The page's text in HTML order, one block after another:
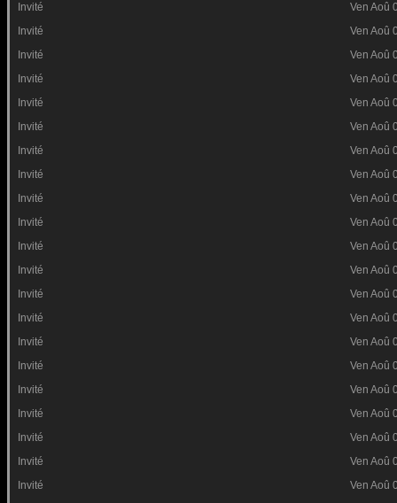
Invité
Ven Aoû
Invité
Ven Aoû
Invité
Ven Aoû
Invité
Ven Aoû
Invité
Ven Aoû
Invité
Ven Aoû
Invité
Ven Aoû
Invité
Ven Aoû
Invité
Ven Aoû
Invité
Ven Aoû
Invité
Ven Aoû
Invité
Ven Aoû
Invité
Ven Aoû
Invité
Ven Aoû
Invité
Ven Aoû
Invité
Ven Aoû
Invité
Ven Aoû
Invité
Ven Aoû
Invité
Ven Aoû
Invité
Ven Aoû
Invité
Ven Aoû